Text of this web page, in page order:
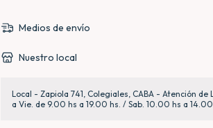
Medios de envío
Nuestro local
Local - Zapiola 741, Colegiales, CABA - Atención de
a Vie. de 9.00 hs a 19.00 hs. / Sab. 10.00 hs a